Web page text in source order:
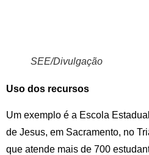
SEE/Divulgação
Uso dos recursos
Um exemplo é a Escola
de Jesus, em Sacramento, no
que atende mais de 700